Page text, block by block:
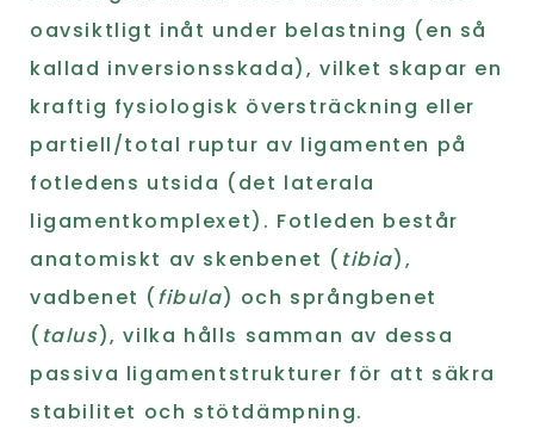
oavsiktligt inåt under belastning (en så
kallad inversionsskada), vilket skapar en
kraftig fysiologisk översträckning eller
partiell/total ruptur av ligamenten på
fotledens utsida (det laterala
ligamentkomplexet). Fotleden består
anatomiskt av skenbenet ( tibia),
vadbenet (fibula) och språngbenet
( talus), vilka hålls samman av dessa
passiva ligamentstrukturer för att säkra
stabilitet och stötdämpning.